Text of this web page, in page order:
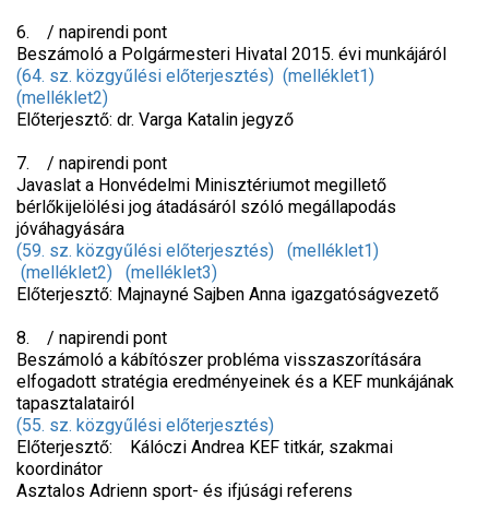
6. / napirendi pont
Beszámoló a Polgármesteri Hivatal 2015. évi munkájáról
(64. sz. közgyűlési előterjesztés) (melléklet1)
(melléklet2)
Előterjesztő: dr. Varga Katalin jegyző
7. / napirendi pont
Javaslat a Honvédelmi Minisztériumot megillető
bérlőkijelölési jog átadásáról szóló megállapodás
jóváhagyására
(59. sz. közgyűlési előterjesztés)
(melléklet1)
(melléklet2)
(melléklet3)
Előterjesztő: Majnayné Sajben Anna igazgatóságvezető
8. / napirendi pont
Beszámoló a kábítószer probléma visszaszorítására
elfogadott stratégia eredményeinek és a KEF munkájának
tapasztalatairól
(55. sz. közgyűlési előterjesztés)
Előterjesztő: Kálóczi Andrea KEF titkár, szakmai
koordinátor
Asztalos Adrienn sport- és ifjúsági referens